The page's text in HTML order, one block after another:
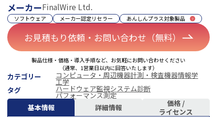
メーカーFinalWire Ltd.
ソフトウェア メーカー認定リセラー あんしんプラス対象製品
お見積もり依頼・お問い合わせ（無料）
製品仕様・価格・導入手順など、お気軽にお問い合わせください
（通常、1営業日以内に回答いたします）
カテゴリー コンピュータ・周辺機器計測・検査機器情報学
工学
タグ
ハードウェア監視システム診断
パフォーマンス測定
基本情報
詳細情報
価格 /
ライセンス